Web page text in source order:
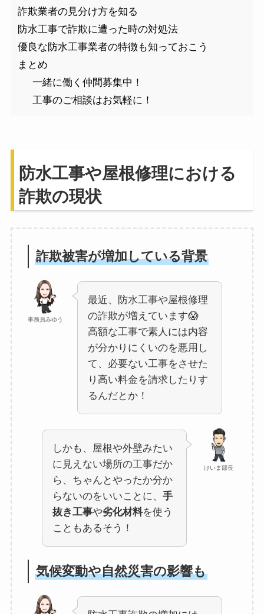
詐欺業者の見分け方を知る
防水工事で詐欺に遭った時の対処法
優良な防水工事業者の特徴も知っておこう
まとめ
一緒に働く仲間募集中！
工事のご相談はお気軽に！
防水工事や屋根修理における
詐欺の現状
詐欺被害が増加している背景
事務員みゆう
最近、防水工事や屋根修理
の詐欺が増えています😱
高額な工事で素人には内容
が分かりにくいのを悪用し
て、必要ない工事をさせた
り高い料金を請求したりす
るんだとか！
けいま部長
しかも、屋根や外壁みたい
に見えない場所の工事だか
ら、ちゃんとやったか分か
らないのをいいことに、 手
抜き工事や劣化材料を使う
こともあるそう！
気候変動や自然災害の影響も